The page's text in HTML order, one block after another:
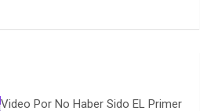
Video Por No Haber Sido EL Primer